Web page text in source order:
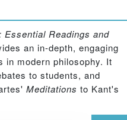
Essential Readings and
an in-depth, engaging
in modern philosophy. It
to students, and
Meditations to Kant's